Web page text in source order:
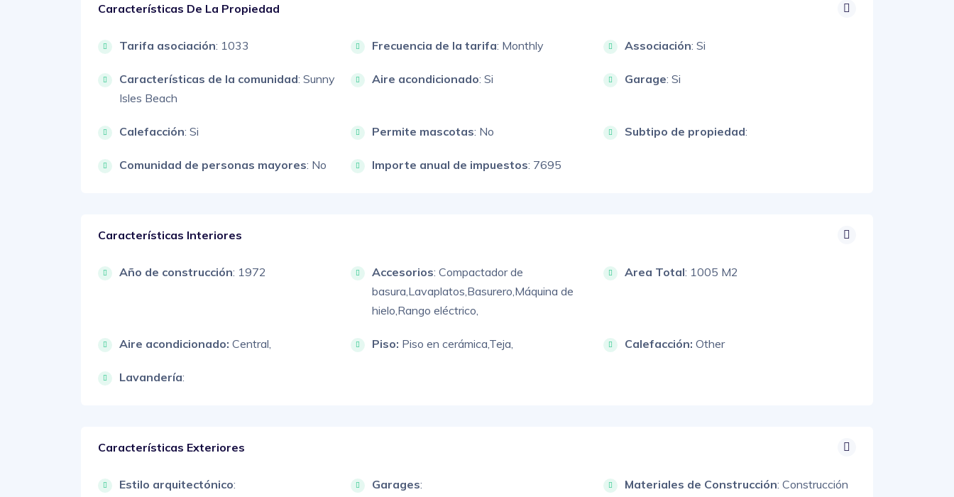
Características De La Propiedad
Tarifa asociación: 1033 Frecuencia de la tarifa: Monthly Associación: Si
Características de la comunidad: Sunny
Isles Beach
Aire acondicionado: Si Garage: Si
Calefacción: Si Permite mascotas: No Subtipo de propiedad:
Comunidad de personas mayores: No Importe anual de impuestos: 7695
Características Interiores
Año de construcción: 1972 Accesorios: Compactador de
basura, Lavaplatos, Basurero, Máquina de
hielo, Rango eléctrico,
Area Total: 1005 M2
Aire acondicionado: Central, Piso: Piso en cerámica, Teja, Calefacción: Other
Lavandería:
Características Exteriores
Estilo arquitectónico: Garages: Materiales de Construcción: Construcción